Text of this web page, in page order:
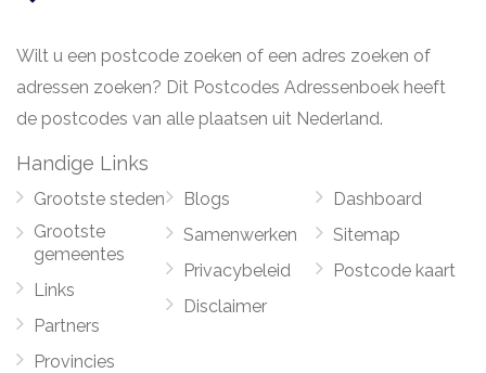
Wilt u een postcode zoeken of een adres zoeken of
adressen zoeken? Dit Postcodes Adressenboek heeft
de postcodes van alle plaatsen uit Nederland.
Handige Links
Grootste steden
Grootste
gemeentes
Links
Partners
Provincies
Blogs
Samenwerken
Privacybeleid
Disclaimer
Dashboard
Sitemap
Postcode kaart